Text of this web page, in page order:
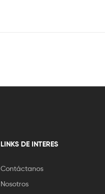
LINKS DE INTERES
Contáctanos
Nosotros